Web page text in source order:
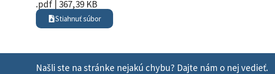
.pdf | 367,39 KB
Stiahnuť súbor
Našli ste na stránke nejakú chybu? Dajte nám o nej vedieť.